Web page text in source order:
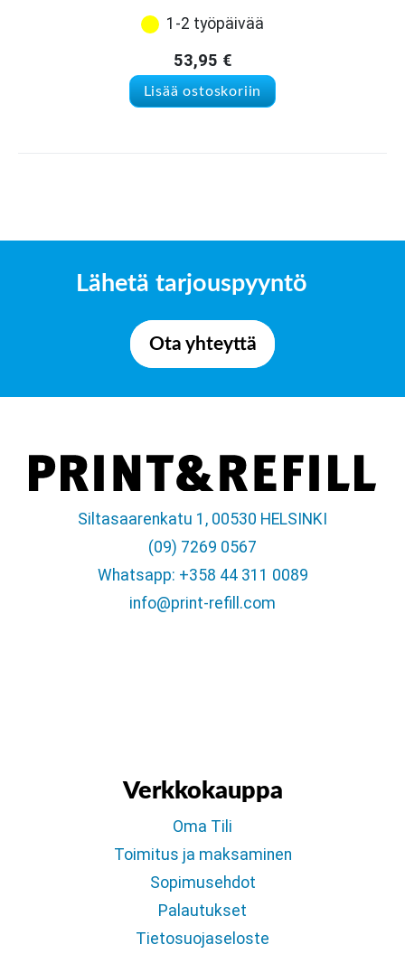
1-2 työpäivää
53,95 €
Lisää ostoskoriin
Lähetä tarjouspyyntö
Ota yhteyttä
Siltasaarenkatu 1, 00530 HELSINKI
(09) 7269 0567
Whatsapp: +358 44 311 0089
info@print-refill.com
Verkkokauppa
Oma Tili
Toimitus ja maksaminen
Sopimusehdot
Palautukset
Tietosuojaseloste